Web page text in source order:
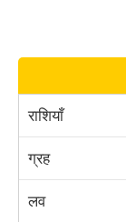
राशियाँ
ग्रह
लव